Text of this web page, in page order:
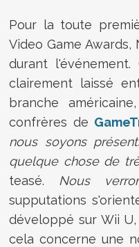
Pour la toute
Video Game
durant
clairement laissé
branche
confrères de
nous soyons
quelque chose de
teasé. Nous
supputations
développé sur Wii
cela concerne une